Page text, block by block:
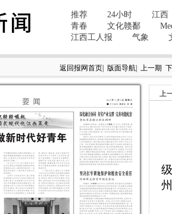
返回报网首页| 版面导航| 上一期
上